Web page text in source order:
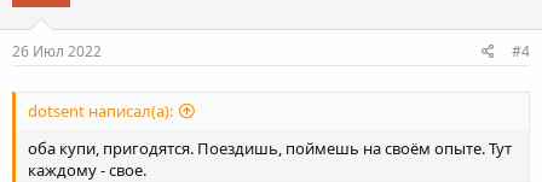
26 Июл 2022 #4
dotsent написал(а):
оба купи, пригодятся. Поездишь, поймешь на своём опыте. Тут
каждому - свое.